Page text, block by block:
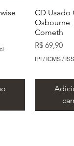
CD Usado
Osbourne
Cometh
Preço
R$ 69,90
IPI / ICMS /